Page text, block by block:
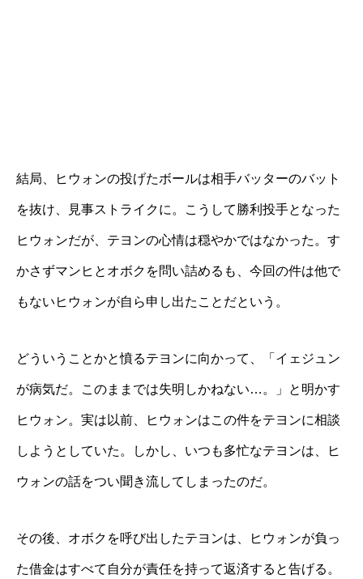
結局、ヒウォンの投げたボールは相手バッターのバット
を抜け、見事ストライクに。こうして勝利投手となった
ヒウォンだが、テヨンの心情は穏やかではなかった。す
かさずマンヒとオボクを問い詰めるも、今回の件は他で
もないヒウォンが自ら申し出たことだという。
どういうことかと憤るテヨンに向かって、「イェジュン
が病気だ。このままでは失明しかねない…。」と明かす
ヒウォン。実は以前、ヒウォンはこの件をテヨンに相談
しようとしていた。しかし、いつも多忙なテヨンは、ヒ
ウォンの話をつい聞き流してしまったのだ。
その後、オボクを呼び出したテヨンは、ヒウォンが負っ
た借金はすべて自分が責任を持って返済すると告げる。